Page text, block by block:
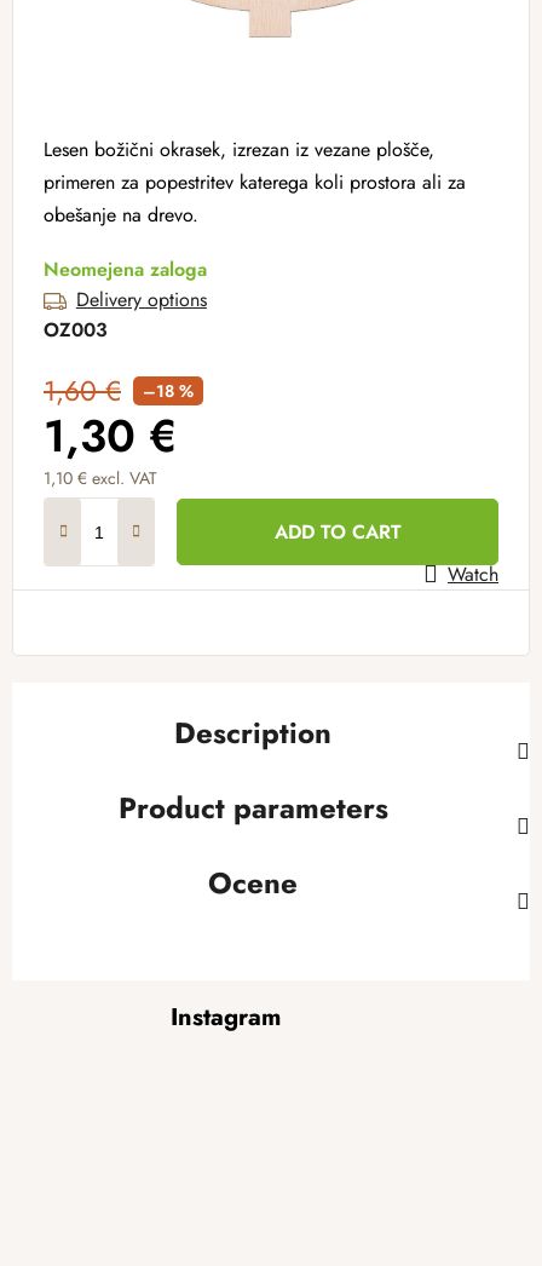
Lesen božični okrasek, izrezan iz vezane plošče,
primeren za popestritev katerega koli prostora ali za
obešanje na drevo.
Neomejena zaloga
Delivery options
OZ003
1,60 € –18 %
1,30 €
1,10 € excl. VAT
ADD TO CART
Watch
Description
Product parameters
Ocene
Instagram